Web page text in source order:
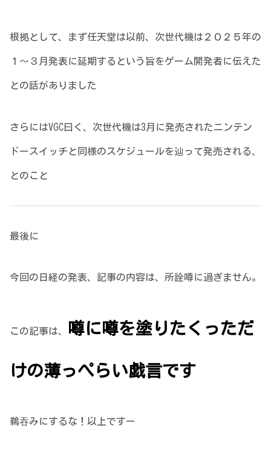
根拠として、まず任天堂は以前、次世代機は２０２５年の
１～３月発表に延期するという旨をゲーム開発者に伝えた
との話がありました
さらにはVGC曰く、次世代機は3月に発売されたニンテン
ドースイッチと同様のスケジュールを辿って発売される、
とのこと
最後に
今回の日経の発表、記事の内容は、所詮噂に過ぎません。
この記事は、 噂に噂を塗りたくっただ
けの薄っぺらい戯言です
鵜吞みにするな！以上ですー